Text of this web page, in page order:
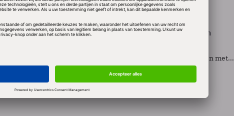
Achtergrond Ondernemen
Wan-team moet vooral business units in de hand houden
levensbelang, zeker voor multinationals maar ook voor bedrijven met...